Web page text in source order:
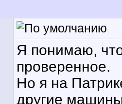
Я понимаю,
проверенное.
Но я на
другие